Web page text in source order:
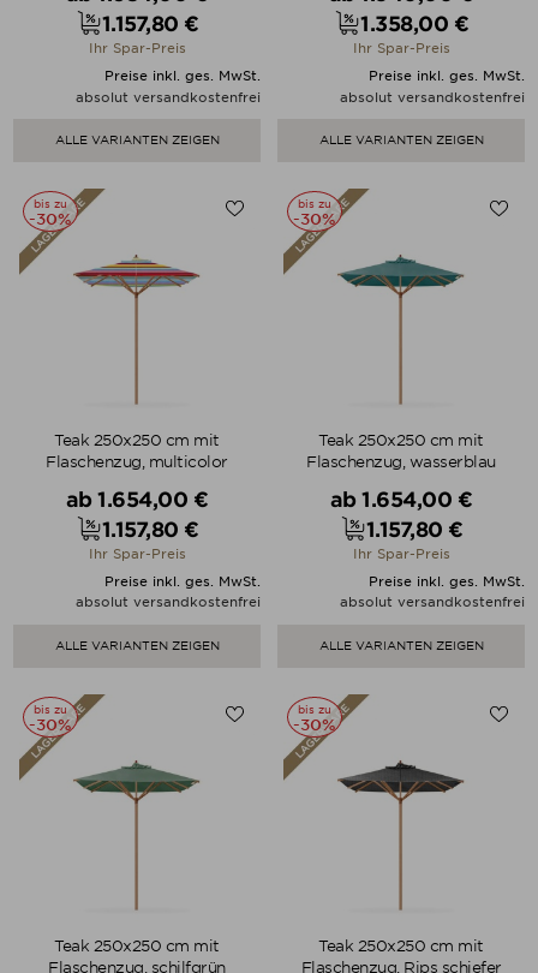
Preis
1.157,80 €
Ihr Spar-Preis
Preise inkl. ges. MwSt.
absolut versandkostenfrei
ALLE VARIANTEN ZEIGEN
Preis
1.358,00 €
Ihr Spar-Preis
Preise inkl. ges. MwSt.
absolut versandkostenfrei
ALLE VARIANTEN ZEIGEN
bis zu
-30%
Teak 250x250 cm mit
Flaschenzug, multicolor
Verkaufspreis
ab 1.654,00 €
Preis
1.157,80 €
Ihr Spar-Preis
Preise inkl. ges. MwSt.
absolut versandkostenfrei
ALLE VARIANTEN ZEIGEN
bis zu
-30%
Teak 250x250 cm mit
Flaschenzug, wasserblau
Verkaufspreis
ab 1.654,00 €
Preis
1.157,80 €
Ihr Spar-Preis
Preise inkl. ges. MwSt.
absolut versandkostenfrei
ALLE VARIANTEN ZEIGEN
bis zu
-30%
Teak 250x250 cm mit
Flaschenzug, schilfgrün
bis zu
-30%
Teak 250x250 cm mit
Flaschenzug, Rips schiefer